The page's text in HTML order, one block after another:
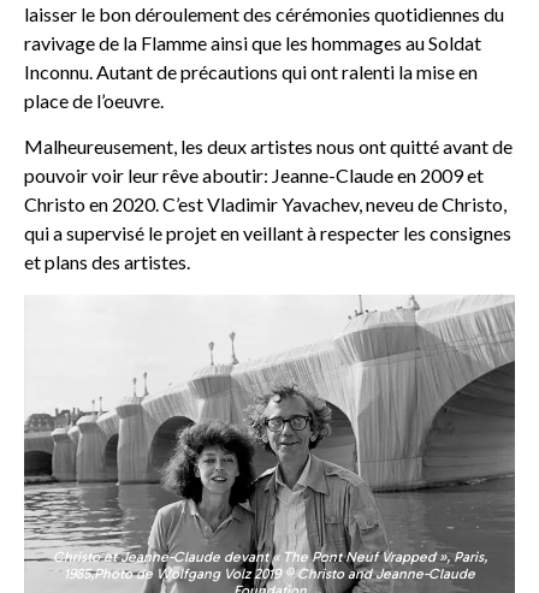
laisser le bon déroulement des cérémonies quotidiennes du
ravivage de la Flamme ainsi que les hommages au Soldat
Inconnu. Autant de précautions qui ont ralenti la mise en
place de l’oeuvre.
Malheureusement, les deux artistes nous ont quitté avant de
pouvoir voir leur rêve aboutir: Jeanne-Claude en 2009 et
Christo en 2020. C’est Vladimir Yavachev, neveu de Christo,
qui a supervisé le projet en veillant à respecter les consignes
et plans des artistes.
Christo et Jeanne-Claude devant « The Pont Neuf Vrapped », Paris,
1985,Photo de Wolfgang Volz 2019 © Christo and Jeanne-Claude